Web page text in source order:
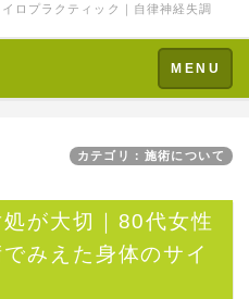
ロプラクティック｜自律神経失調
Toggle
navigation
MENU
カテゴリ：施術について
が大切｜80代女性
みえた身体のサイ